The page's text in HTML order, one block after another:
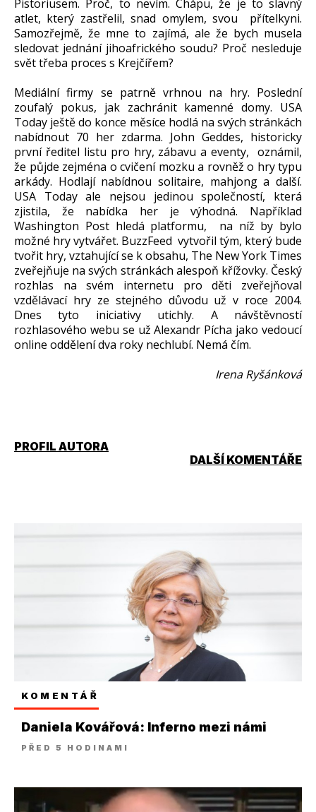
Pistoriusem. Proč, to nevím. Chápu, že je to slavný
atlet, který zastřelil, snad omylem, svou přítelkyni.
Samozřejmě, že mne to zajímá, ale že bych musela
sledovat jednání jihoafrického soudu? Proč nesleduje
svět třeba proces s Krejčířem?
Mediální firmy se patrně vrhnou na hry. Poslední
zoufalý pokus, jak zachránit kamenné domy. USA
Today ještě do konce měsíce hodlá na svých stránkách
nabídnout 70 her zdarma. John Geddes, historicky
první ředitel listu pro hry, zábavu a eventy, oznámil,
že půjde zejména o cvičení mozku a rovněž o hry typu
arkády. Hodlají nabídnou solitaire, mahjong a další.
USA Today ale nejsou jedinou společností, která
zjistila, že nabídka her je výhodná. Například
Washington Post hledá platformu, na níž by bylo
možné hry vytvářet. BuzzFeed vytvořil tým, který bude
tvořit hry, vztahující se k obsahu, The New York Times
zveřejňuje na svých stránkách alespoň křížovky. Český
rozhlas na svém internetu pro děti zveřejňoval
vzdělávací hry ze stejného důvodu už v roce 2004.
Dnes tyto iniciativy utichly. A návštěvností
rozhlasového webu se už Alexandr Pícha jako vedoucí
online oddělení dva roky nechlubí. Nemá čím.
Irena Ryšánková
PROFIL AUTORA
DALŠÍ KOMENTÁŘE
KOMENTÁŘ
Daniela Kovářová: Inferno mezi námi
PŘED 5 HODINAMI